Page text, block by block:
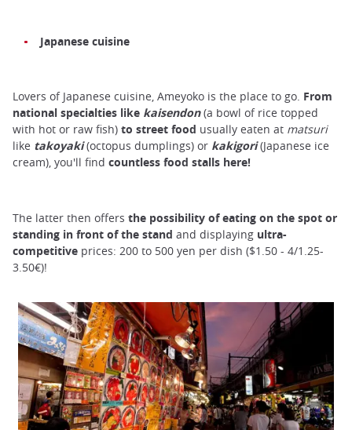
Japanese cuisine
Lovers of Japanese cuisine, Ameyoko is the place to go. From
national specialties like kaisendon(a bowl of rice topped
with hot or raw fish) to street food usually eaten at matsuri
like takoyaki(octopus dumplings) or kakigori(Japanese ice
cream), you'll find countless food stalls here!
The latter then offers the possibility of eating on the spot or
standing in front of the stand and displaying ultra-
competitive prices: 200 to 500 yen per dish ($1.50 - 4/1.25-
3.50€)!